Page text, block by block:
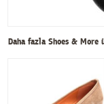
Daha fazla Shoes & More